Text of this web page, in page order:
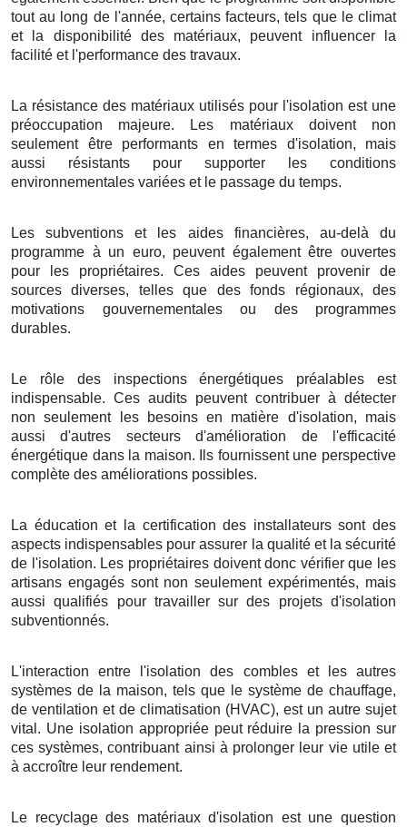
tout au long de l'année, certains facteurs, tels que le climat
et la disponibilité des matériaux, peuvent influencer la
facilité et l'performance des travaux.
La résistance des matériaux utilisés pour l'isolation est une
préoccupation majeure. Les matériaux doivent non
seulement être performants en termes d'isolation, mais
aussi résistants pour supporter les conditions
environnementales variées et le passage du temps.
Les subventions et les aides financières, au-delà du
programme à un euro, peuvent également être ouvertes
pour les propriétaires. Ces aides peuvent provenir de
sources diverses, telles que des fonds régionaux, des
motivations gouvernementales ou des programmes
durables.
Le rôle des inspections énergétiques préalables est
indispensable. Ces audits peuvent contribuer à détecter
non seulement les besoins en matière d'isolation, mais
aussi d'autres secteurs d'amélioration de l'efficacité
énergétique dans la maison. Ils fournissent une perspective
complète des améliorations possibles.
La éducation et la certification des installateurs sont des
aspects indispensables pour assurer la qualité et la sécurité
de l'isolation. Les propriétaires doivent donc vérifier que les
artisans engagés sont non seulement expérimentés, mais
aussi qualifiés pour travailler sur des projets d'isolation
subventionnés.
L'interaction entre l'isolation des combles et les autres
systèmes de la maison, tels que le système de chauffage,
de ventilation et de climatisation (HVAC), est un autre sujet
vital. Une isolation appropriée peut réduire la pression sur
ces systèmes, contribuant ainsi à prolonger leur vie utile et
à accroître leur rendement.
Le recyclage des matériaux d'isolation est une question